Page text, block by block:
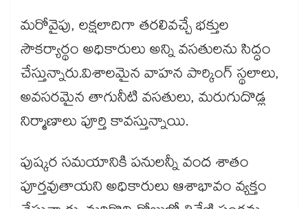
మరోవైపు, లక్షలాదిగా తరలివచ్చే భక్తుల
సౌకర్యార్థం అధికారులు అన్ని వసతులను సిద్ధం
చేస్తున్నారు.విశాలమైన వాహన పార్కింగ్ స్థలాలు,
అవసరమైన తాగునీటి వసతులు, మరుగుదొడ్ల
నిర్మాణాలు పూర్తి కావస్తున్నాయి.
పుష్కర సమయానికి పనులన్నీ వంద శాతం
పూర్తవుతాయని అధికారులు ఆశాభావం వ్యక్తం